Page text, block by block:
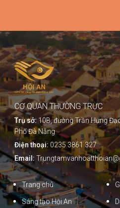
CƠ QUAN THƯỜNG TRỰC
Trụ sở: 10B, đường Trần Hưng
Phố Đà Nẵng
Điện thoại: 0235 3861 327
Email:
Trang chủ
Sáng tạo Hội An